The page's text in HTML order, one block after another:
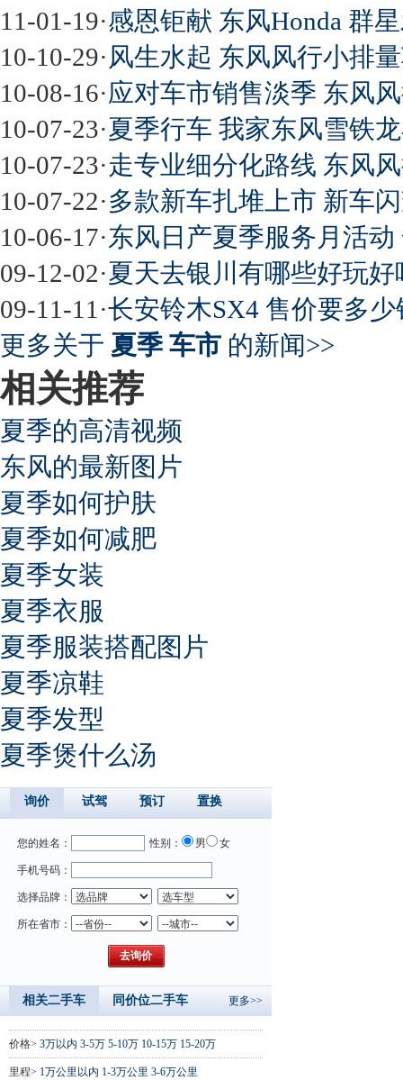
11-01-19·感恩钜献 东风Honda 群
10-10-29· 风生水起 东风风行小排
10-08-16·应对车市销售淡季 东风
10-07-23·夏季行车 我家东风雪铁
10-07-23·走专业细分化路线 东风
10-07-22·多款新车扎堆上市 新车
10-06-17·东风日产夏季服务月活动
09-12-02·夏天去银川有哪些好玩好
09-11-11 ·长安铃木SX4 售价要多少
更多关于 夏季 车市 的新闻>>
相关推荐
夏季的高清视频
东风的最新图片
夏季如何护肤
夏季如何减肥
夏季女装
夏季衣服
夏季服装搭配图片
夏季凉鞋
夏季发型
夏季煲什么汤
询价 试驾 预订 置换
您的姓名： 性别： 男 女
手机号码：
选择品牌：
所在省市：
相关二手车 同价位二手车 更多>>
价格> 3万以内 3-5万 5-10万 10-15万 15-20万
里程> 1万公里以内 1-3万公里 3-6万公里